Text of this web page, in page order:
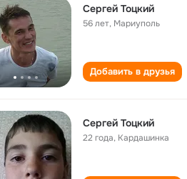
Сергей Тоцкий
56 лет, Мариуполь
Добавить в друзья
Сергей Тоцкий
22 года, Кардашинка